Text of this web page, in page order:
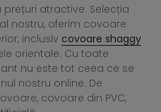
atractive. Selecția
nostru, oferim covoare
inclusiv covoare shaggy
orientale. Cu toate
nu este tot ceea ce se
nostru online. De
covoare din PVC,